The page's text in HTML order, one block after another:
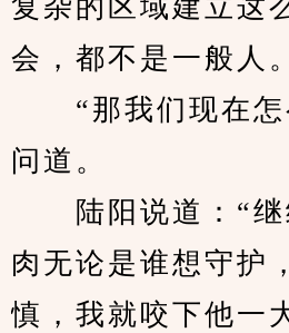
复杂的区域建立这
会，都不是一般人
“那我们现在怎
问道。
陆阳说道：“继
肉无论是谁想守护
慎，我就咬下他一